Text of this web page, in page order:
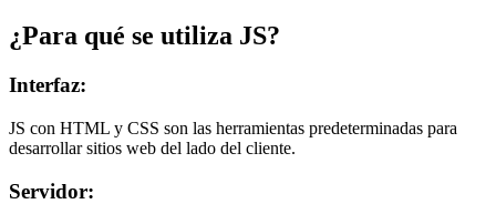
¿Para qué se utiliza JS?
Interfaz:
JS con HTML y CSS son las herramientas predeterminadas para
desarrollar sitios web del lado del cliente.
Servidor: